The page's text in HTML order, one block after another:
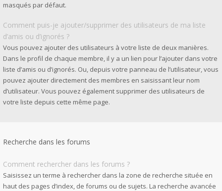
masqués par défaut.
Comment puis-je ajouter/supprimer des utilisateurs de ma liste
d’amis ou d’ignorés ?
Vous pouvez ajouter des utilisateurs à votre liste de deux manières.
Dans le profil de chaque membre, il y a un lien pour l’ajouter dans votre
liste d’amis ou d’ignorés. Ou, depuis votre panneau de l’utilisateur, vous
pouvez ajouter directement des membres en saisissant leur nom
d’utilisateur. Vous pouvez également supprimer des utilisateurs de
votre liste depuis cette même page.
Recherche dans les forums
Comment rechercher dans les forums ?
Saisissez un terme à rechercher dans la zone de recherche située en
haut des pages d’index, de forums ou de sujets. La recherche avancée